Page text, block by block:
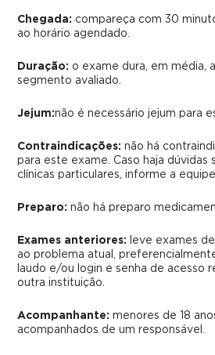
Chegada: compareça com 30
ao horário agendado.
Duração: o exame dura, em média,
segmento avaliado.
Jejum:não é necessário jejum para
Contraindicações: não há
para este exame. Caso haja dúvidas
clínicas particulares, informe a
Preparo:não há preparo
Exames anteriores:
leve exames
ao problema atual,
laudo e/ou login e senha de acesso
outra instituição.
Acompanhante: menores de 18
acompanhados de um responsável.